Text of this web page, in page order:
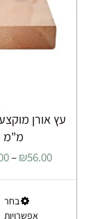
מ"מ
₪56.00
–
בחר
אפשרויות